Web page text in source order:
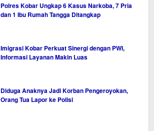
Polres Kobar Ungkap 6 Kasus Narkoba, 7 Pria
dan 1 Ibu Rumah Tangga Ditangkap
Imigrasi Kobar Perkuat Sinergi dengan PWI,
Informasi Layanan Makin Luas
Diduga Anaknya Jadi Korban Pengeroyokan,
Orang Tua Lapor ke Polisi